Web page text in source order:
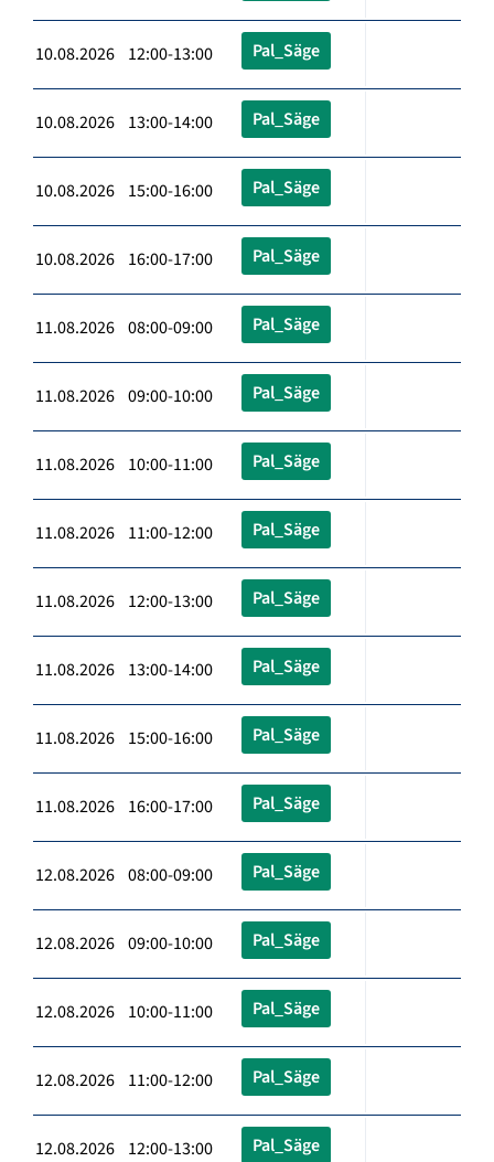
10.08.2026 12:00-13:00 Pal_Säge
10.08.2026 13:00-14:00 Pal_Säge
10.08.2026 15:00-16:00 Pal_Säge
10.08.2026 16:00-17:00 Pal_Säge
11.08.2026 08:00-09:00 Pal_Säge
11.08.2026 09:00-10:00 Pal_Säge
11.08.2026 10:00-11:00 Pal_Säge
11.08.2026 11:00-12:00 Pal_Säge
11.08.2026 12:00-13:00 Pal_Säge
11.08.2026 13:00-14:00 Pal_Säge
11.08.2026 15:00-16:00 Pal_Säge
11.08.2026 16:00-17:00 Pal_Säge
12.08.2026 08:00-09:00 Pal_Säge
12.08.2026 09:00-10:00 Pal_Säge
12.08.2026 10:00-11:00 Pal_Säge
12.08.2026 11:00-12:00 Pal_Säge
12.08.2026 12:00-13:00 Pal_Säge